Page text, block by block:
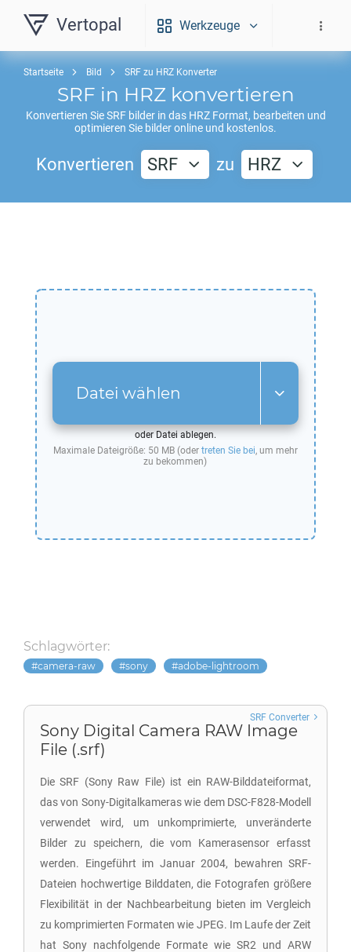
Vertopal Werkzeuge
Startseite Bild SRF zu HRZ Konverter
SRF in HRZkonvertieren
Konvertieren SieSRFbilder in das HRZFormat, bearbeiten und
optimieren Sie bilder online und kostenlos.
Konvertieren SRF zu HRZ
Datei wählen
oder Datei ablegen.
Maximale Dateigröße: 50 MB (oder treten Sie bei, um mehr
zu bekommen)
Schlagwörter:
camera-raw sony adobe-lightroom
Sony Digital Camera RAW Image
File (.srf)
Die SRF (Sony Raw File) ist ein RAW-Bilddateiformat,
das von Sony-Digitalkameras wie dem DSC-F828-Modell
verwendet wird, um unkomprimierte, unveränderte
Bilder zu speichern, die vom Kamerasensor erfasst
werden. Eingeführt im Januar 2004, bewahren SRF-
Dateien hochwertige Bilddaten, die Fotografen größere
Flexibilität in der Nachbearbeitung bieten im Vergleich
zu komprimierten Formaten wie JPEG. Im Laufe der Zeit
hat Sony nachfolgende Formate wie SR2 und ARW
SRF Converter